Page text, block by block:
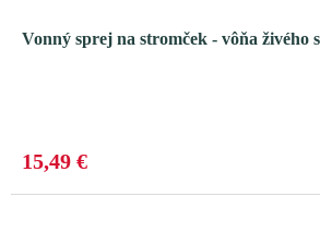
Vonný sprej na stromček - vôňa živého
15,49 €